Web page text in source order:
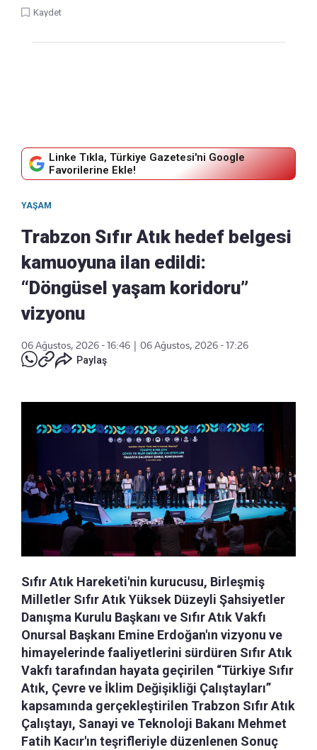
Kaydet
Linke Tıkla, Türkiye Gazetesi'ni Google
Favorilerine Ekle!
YAŞAM
Trabzon Sıfır Atık hedef belgesi
kamuoyuna ilan edildi:
“Döngüsel yaşam koridoru”
vizyonu
06 Ağustos, 2026 - 16:46
06 Ağustos, 2026 - 17:26
Paylaş
Sıfır Atık Hareketi'nin kurucusu, Birleşmiş
Milletler Sıfır Atık Yüksek Düzeyli Şahsiyetler
Danışma Kurulu Başkanı ve Sıfır Atık Vakfı
Onursal Başkanı Emine Erdoğan'ın vizyonu ve
himayelerinde faaliyetlerini sürdüren Sıfır Atık
Vakfı tarafından hayata geçirilen “Türkiye Sıfır
Atık, Çevre ve İklim Değişikliği Çalıştayları”
kapsamında gerçekleştirilen Trabzon Sıfır Atık
Çalıştayı, Sanayi ve Teknoloji Bakanı Mehmet
Fatih Kacır'ın teşrifleriyle düzenlenen Sonuç